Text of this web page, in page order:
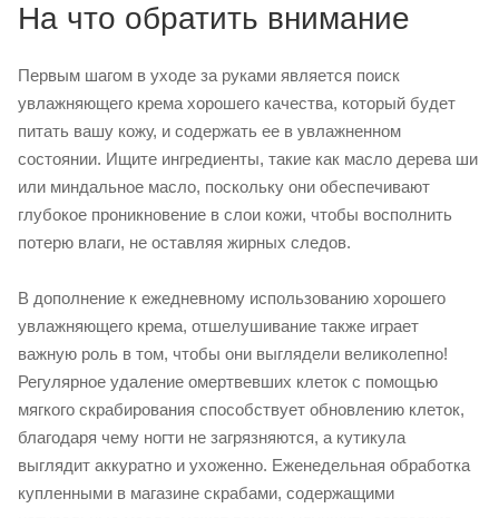
На что обратить внимание
Первым шагом в уходе за руками является поиск
увлажняющего крема хорошего качества, который будет
питать вашу кожу, и содержать ее в увлажненном
состоянии. Ищите ингредиенты, такие как масло дерева ши
или миндальное масло, поскольку они обеспечивают
глубокое проникновение в слои кожи, чтобы восполнить
потерю влаги, не оставляя жирных следов.
В дополнение к ежедневному использованию хорошего
увлажняющего крема, отшелушивание также играет
важную роль в том, чтобы они выглядели великолепно!
Регулярное удаление омертвевших клеток с помощью
мягкого скрабирования способствует обновлению клеток,
благодаря чему ногти не загрязняются, а кутикула
выглядит аккуратно и ухоженно. Еженедельная обработка
купленными в магазине скрабами, содержащими